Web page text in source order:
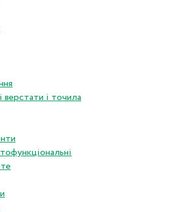
верстати і точила